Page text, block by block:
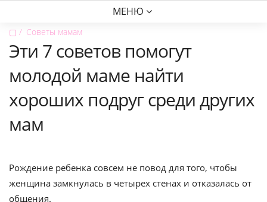
МЕНЮ
▢ Советы мамам
Эти 7 советов помогут
молодой маме найти
хороших подруг среди других
мам
Рождение ребенка совсем не повод для того, чтобы
женщина замкнулась в четырех стенах и отказалась от
общения.